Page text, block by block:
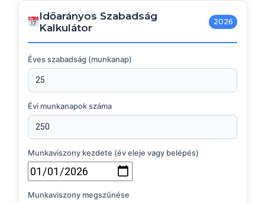
Időarányos Szabadság
Kalkulátor
2026
Éves szabadság (munkanap)
Évi munkanapok száma
Munkaviszony kezdete (év eleje vagy belépés)
Munkaviszony megszűnése